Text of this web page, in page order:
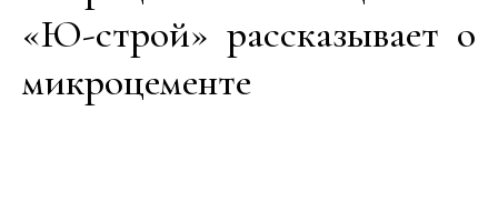
«Ю-строй» рассказывает о
микроцементе